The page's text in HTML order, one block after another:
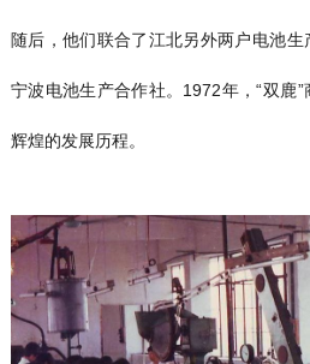
随后，他们联合了江北另外两户电池
宁波电池生产合作社。1972年，“双鹿
辉煌的发展历程。